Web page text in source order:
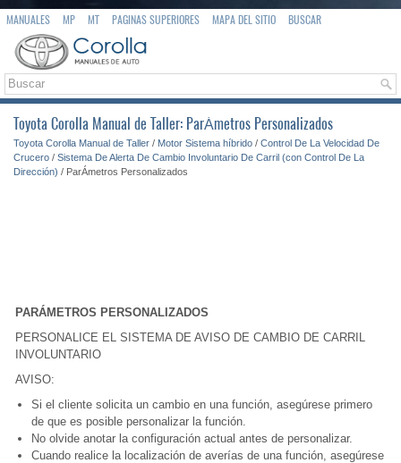
MANUALES MP MT PAGINAS SUPERIORES MAPA DEL SITIO BUSCAR
Toyota Corolla Manual de Taller: ParÁmetros Personalizados
Toyota Corolla Manual de Taller / Motor Sistema híbrido / Control De La Velocidad De
Crucero / Sistema De Alerta De Cambio Involuntario De Carril (con Control De La
Dirección) / ParÁmetros Personalizados
PARÁMETROS PERSONALIZADOS
PERSONALICE EL SISTEMA DE AVISO DE CAMBIO DE CARRIL
INVOLUNTARIO
AVISO:
Si el cliente solicita un cambio en una función, asegúrese primero
de que es posible personalizar la función.
No olvide anotar la configuración actual antes de personalizar.
Cuando realice la localización de averías de una función, asegúrese